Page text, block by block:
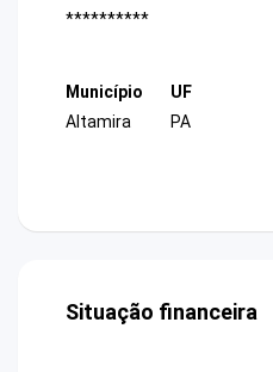
**********
Município
Altamira
UF
PA
Situação financeira